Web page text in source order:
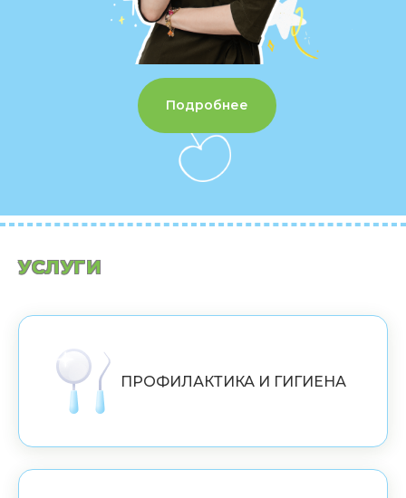
Подробнее
УСЛУГИ
ПРОФИЛАКТИКА И ГИГИЕНА